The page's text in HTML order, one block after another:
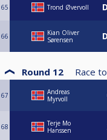
65 Trond Øvervoll
66
Kian Oliver
Sørensen
Round 12 Race to
67
Andreas
Myrvoll
68
Terje Mo
Hanssen